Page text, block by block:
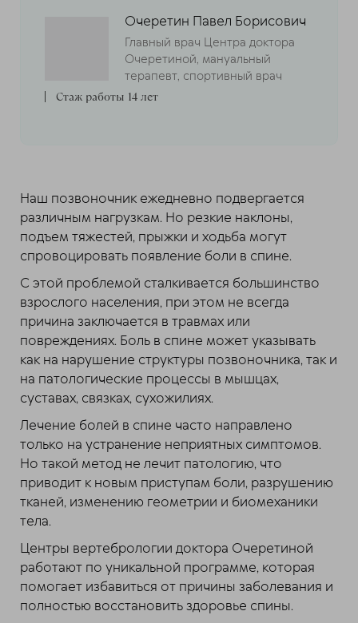
Очеретин Павел Борисович
Главный врач Центра доктора
Очеретиной, мануальный
терапевт, спортивный врач
Стаж работы 14 лет
Наш позвоночник ежедневно подвергается
различным нагрузкам. Но резкие наклоны,
подъем тяжестей, прыжки и ходьба могут
спровоцировать появление боли в спине.
С этой проблемой сталкивается большинство
взрослого населения, при этом не всегда
причина заключается в травмах или
повреждениях. Боль в спине может указывать
как на нарушение структуры позвоночника, так и
на патологические процессы в мышцах,
суставах, связках, сухожилиях.
Лечение болей в спине часто направлено
только на устранение неприятных симптомов.
Но такой метод не лечит патологию, что
приводит к новым приступам боли, разрушению
тканей, изменению геометрии и биомеханики
тела.
Центры вертебрологии доктора Очеретиной
работают по уникальной программе, которая
помогает избавиться от причины заболевания и
полностью восстановить здоровье спины.